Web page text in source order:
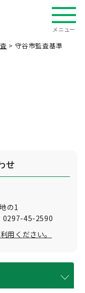
メニュー
> 守谷市監査基準
せ
の1
0297-45-2590
用ください。